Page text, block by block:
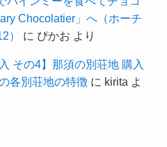
Chocolatier」へ（ホーチ
）
に ぴかお より
その4】那須の別荘地 購入
各別荘地の特徴に kirita よ